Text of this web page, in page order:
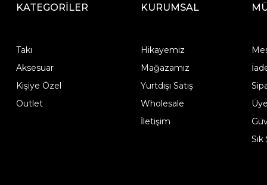
KATEGORİLER
Takı
Aksesuar
Kişiye Özel
Outlet
KURUMSAL
Hikayemiz
Mağazamız
Yurtdışı Satış
Wholesale
İletişim